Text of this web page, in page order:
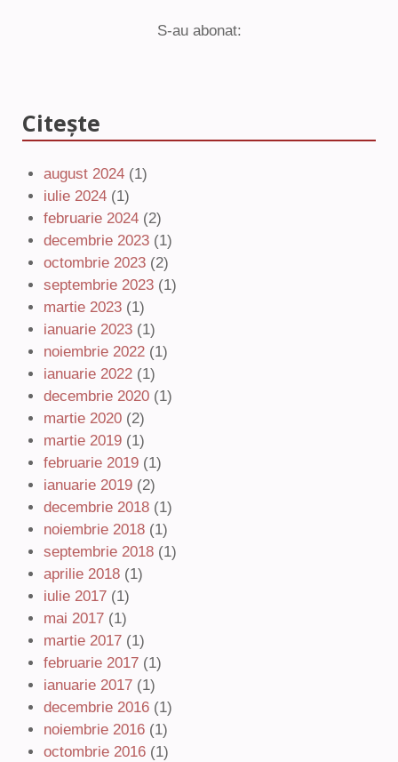
S-au abonat:
Citește
august 2024 (1)
iulie 2024 (1)
februarie 2024 (2)
decembrie 2023 (1)
octombrie 2023 (2)
septembrie 2023 (1)
martie 2023 (1)
ianuarie 2023 (1)
noiembrie 2022 (1)
ianuarie 2022 (1)
decembrie 2020 (1)
martie 2020 (2)
martie 2019 (1)
februarie 2019 (1)
ianuarie 2019 (2)
decembrie 2018 (1)
noiembrie 2018 (1)
septembrie 2018 (1)
aprilie 2018 (1)
iulie 2017 (1)
mai 2017 (1)
martie 2017 (1)
februarie 2017 (1)
ianuarie 2017 (1)
decembrie 2016 (1)
noiembrie 2016 (1)
octombrie 2016 (1)